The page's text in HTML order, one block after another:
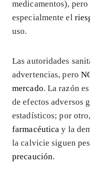
medicamentos),
especialmente el
uso.
Las autoridades
advertencias, pero
mercado. La razón
de efectos adversos
estadísticos; por
farmacéutica y la
la calvicie siguen
precaución.